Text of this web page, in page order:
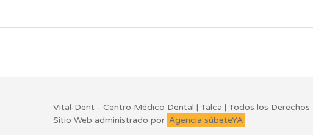
Vital-Dent - Centro Médico Dental | Talca | Todos los Derechos
Sitio Web administrado por Agencia súbeteYA